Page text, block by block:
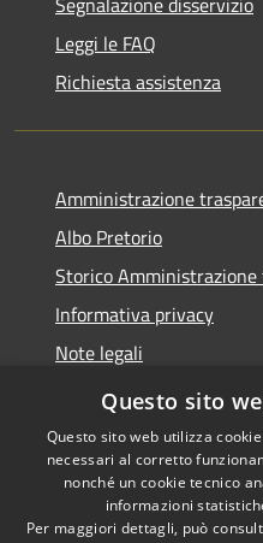
Leggi le FAQ
Richiesta assistenza
Amministrazione
Albo Pretorio
Storico
Informativa privacy
Note legali
Dichiarazione di
Questo sito
Questo sito web utilizza
necessari al corretto
nonché un cookie tecnico
informazioni
Per maggiori dettagli, può